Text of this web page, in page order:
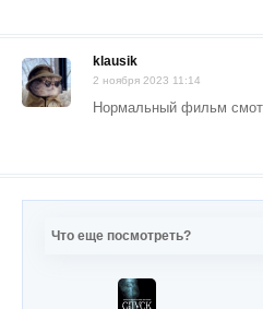
klausik
2 ноября 2023 11:14
Нормальный фильм
Что еще посмотреть?